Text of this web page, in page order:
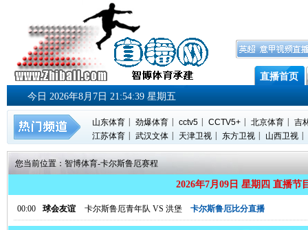
直播首页
今日 2026年8月7日 21:54:41 星期五
山东体育 劲爆体育 cctv5 CCTV5+ 北京体育
吉
江苏体育 | 武汉文体 | 天津卫视 | 东方卫视 | 山西卫视 |
您当前位置： 智博体育-卡尔斯鲁厄赛程
2026年7月09日 星期四 直播节
00:00 球会友谊 卡尔斯鲁厄青年队 VS 洪堡 卡尔斯鲁厄比分直播